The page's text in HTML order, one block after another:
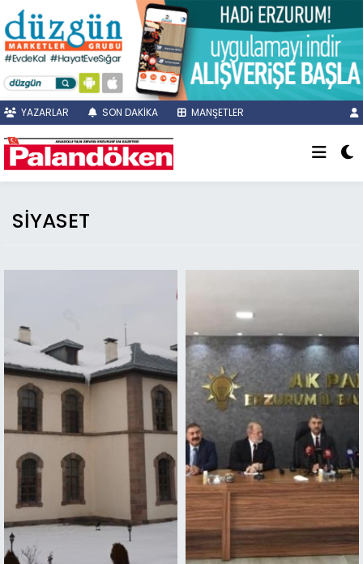
YAZARLAR SON DAKİKA MANŞETLER
SİYASET